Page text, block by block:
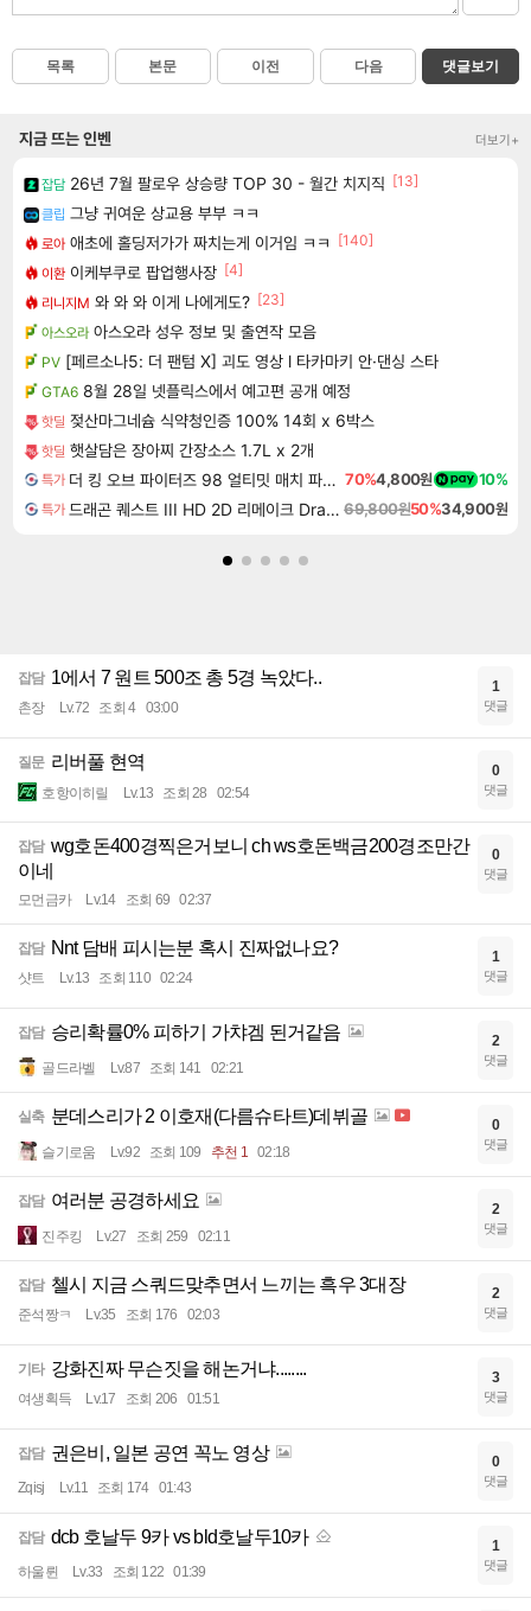
목록 본문 이전 다음 댓글보기
지금 뜨는 인벤 더보기+
잡담 26년 7월 팔로우 상승량 TOP 30 - 월간 치지직 [13]
클립 그냥 귀여운 상교용 부부 ㅋㅋ
로아 애초에 홀딩저가가 짜치는게 이거임 ㅋㅋ
[140]
이환 이케부쿠로 팝업행사장 [4]
리니지M 와 와 와 이게 나에게도? [23]
아스오라 아스오라 성우 정보 및 출연작 모음
PV [페르소나5: 더 팬텀 X] 괴도 영상 l 타카마키 안·댄싱 스타
GTA6 8월 28일 넷플릭스에서 예고편 공개 예정
핫딜 젖산마그네슘 식약청인증 100% 14회 x 6박스
핫딜 햇살담은 장아찌 간장소스 1.7L x 2개
특가 더 킹 오브 파이터즈 98 얼티밋 매치 파이널 에디션 THE KING OF FIGHTERS 98 ULTIMATE MATCH FINAL EDITION 70%4,800원 10%
특가 드래곤 퀘스트 III HD 2D 리메이크 Dragon Quest III HD 2D Remake 69,800원50%34,900원
잡담 1에서 7 원트 500조 총 5경 녹았다..
촌장 Lv.72 조회 4 03:00
1
댓글
질문 리버풀 현역
호항이히릴 Lv.13 조회 28 02:54
0
댓글
잡담 wg호돈400경찍은거보니 ch ws호돈백금200경조만간
이네
모먼금카 Lv.14 조회 69 02:37
0
댓글
잡담 Nnt 담배 피시는분 혹시 진짜없나요?
샷트 Lv.13 조회 110 02:24
1
댓글
잡담 승리확률0% 피하기 가챠겜 된거같음
골드라벨 Lv.87 조회 141 02:21
2
댓글
실축 분데스리가 2 이호재(다름슈타트)데뷔골
슬기로움 Lv.92 조회 109 추천 1 02:18
0
댓글
잡담 여러분 공경하세요
진주킹 Lv.27 조회 259 02:11
2
댓글
잡담 첼시 지금 스쿼드맞추면서 느끼는 흑우 3대장
준석짱ㅋ Lv.35 조회 176 02:03
2
댓글
기타 강화진짜 무슨짓을 해논거냐........
여생획득 Lv.17 조회 206 01:51
3
댓글
잡담 권은비, 일본 공연 꼭노 영상
Zqisj Lv.11 조회 174 01:43
0
댓글
잡담 dcb 호날두 9카 vs bld호날두10카
하울륀 Lv.33 조회 122 01:39
1
댓글